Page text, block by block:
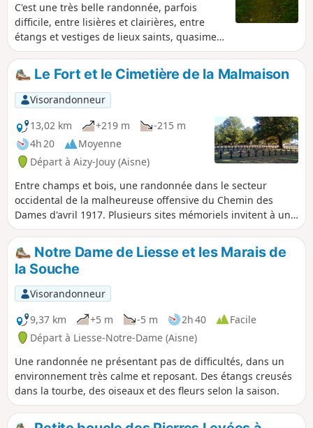
C'est une très belle randonnée, parfois
difficile, entre lisières et clairières, entre
étangs et vestiges de lieux saints, quasiment
millénaires, dans une forêt de hêtres
parsemée de chênes aux noms évocateurs :
chênes de l'Europe, des Trois-Fillettes…
Le Fort et le Cimetière de la Malmaison
Visorandonneur
13,02 km
+219 m
-215 m
4h 20
Moyenne
Départ à Aizy-Jouy (Aisne)
Entre champs et bois, une randonnée dans le secteur
occidental de la malheureuse offensive du Chemin des
Dames d'avril 1917. Plusieurs sites mémoriels invitent à une
réflexion sur l'absurdité des massacres que les guerres
occasionnent.
Notre Dame de Liesse et les Marais de
la Souche
Visorandonneur
9,37 km
+5 m -5 m 2h 40
Facile
Départ à Liesse-Notre-Dame (Aisne)
Une randonnée ne présentant pas de difficultés, dans un
environnement très calme et reposant. Des étangs creusés
dans la tourbe, des oiseaux et des fleurs selon la saison.